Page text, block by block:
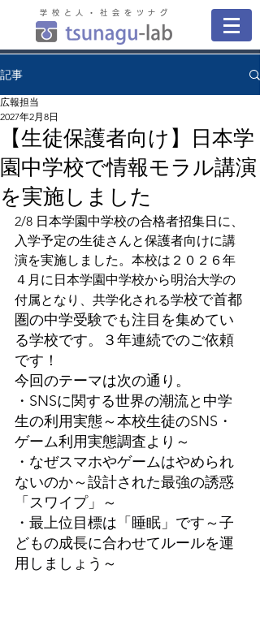
学校と人・社会をツナグ
記事
【生徒保護者向け】日本学
園中学校で情報モラル講演
を実施しました
広報担当
2027年2月8日
2/8 日本学園中学校の合格者招集日に、
入学予定の生徒さんと保護者向けに講
演を実施しました。 本校は２０２６年
４月に日本学園中学校から明治大学の
付属となり、共学化される学校で首都
圏の中学受験でも注目を集めてい
る学校です。３年連続でのご依頼
です！
今回のテーマは次の通り。
・SNSに関する世界の潮流と中学
生の利用実態～本校生徒のSNS・
ゲーム利用実態調査より～
・なぜスマホやゲームはやめられ
ないのか～設計された最強の誘惑
「スワイプ」～
・最上位目標は「睡眠」です～子
どもの成長に合わせてルールを運
用しましょう～